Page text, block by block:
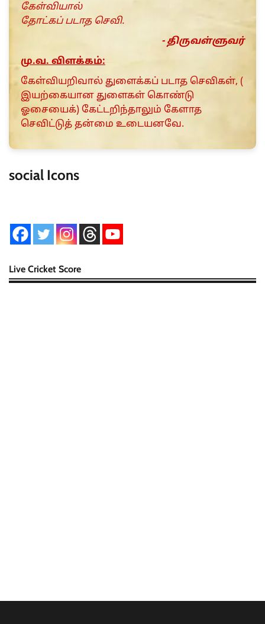
கேள்வியால்
தோட்கப் படாத செவி.
- திருவள்ளுவர்
மு.வ. விளக்கம்:
கேள்வியறிவால் துளைக்கப் படாத செவிகள், (
இயற்கையான துளைகள் கொண்டு
ஓசையைக்) கேட்டறிந்தாலும் கேளாத
செவிட்டுத் தன்மை உடையனவே.
social Icons
Live Cricket Score